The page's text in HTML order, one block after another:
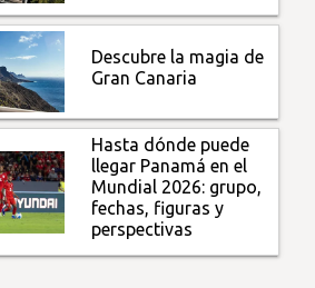
Descubre la magia de
Gran Canaria
Hasta dónde puede
llegar Panamá en el
Mundial 2026: grupo,
fechas, figuras y
perspectivas